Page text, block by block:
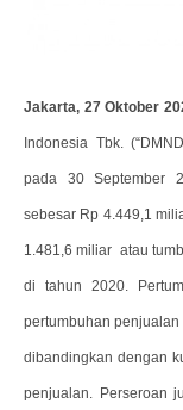
Jakarta, 27 Oktober
Indonesia Tbk.
pada 30 September
sebesar Rp 4.449,1
1.481,6 miliar atau
di tahun 2020.
pertumbuhan
dibandingkan dengan
penjualan. Perseroan